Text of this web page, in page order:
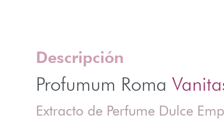
Descripción
Profumum Roma
Extracto de Perfume Dulce